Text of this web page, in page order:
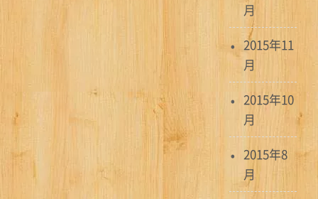
月
2015年11
月
2015年10
月
2015年8
月